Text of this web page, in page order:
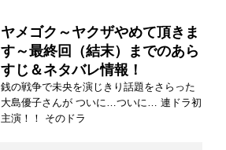
ヤメゴク～ヤクザやめて頂きま
す～最終回（結末）までのあら
すじ＆ネタバレ情報！
銭の戦争で未央を演じきり話題をさらった
大島優子さんが ついに…ついに… 連ドラ初
主演！！ そのドラ